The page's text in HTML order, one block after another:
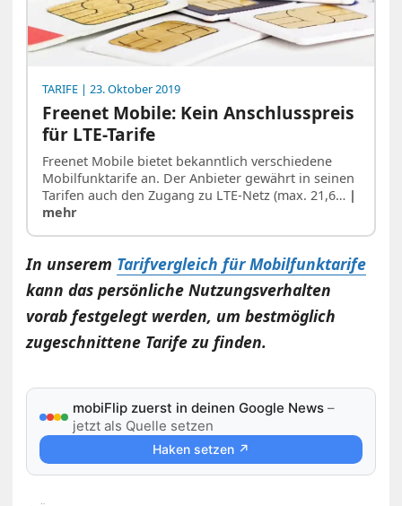
TARIFE | 23. Oktober 2019
Freenet Mobile: Kein Anschlusspreis
für LTE-Tarife
Freenet Mobile bietet bekanntlich verschiedene
Mobilfunktarife an. Der Anbieter gewährt in seinen
Tarifen auch den Zugang zu LTE-Netz (max. 21,6… |
mehr
In unserem Tarifvergleich für Mobilfunktarife
kann das persönliche Nutzungsverhalten
vorab festgelegt werden, um bestmöglich
zugeschnittene Tarife zu finden.
mobiFlip zuerst in deinen Google News –
jetzt als Quelle setzen
Haken setzen ↗